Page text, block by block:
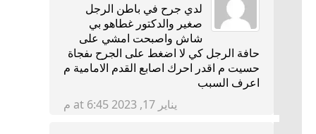
لدي جرح في باطن الرجل
صغير والدكتور غطاهو بي
شاش واصبحت امشي على
حافة الرجل كي لا اضغط على الجرح ىفجاة
حسيت م اقدر احرك اصابع القدم الامامية م
اعرف السبب
يناير 17, 2023 at 6:45 م